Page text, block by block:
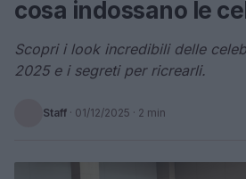
cosa indossano le
Scopri i look incredibili delle
2025 e i segreti per ricrearli.
Staff · 01/12/2025 · 2 min